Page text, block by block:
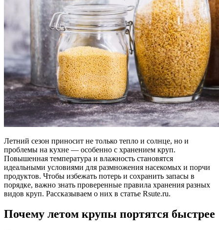
Летний сезон приносит не только тепло и солнце, но и
проблемы на кухне — особенно с хранением круп.
Повышенная температура и влажность становятся
идеальными условиями для размножения насекомых и порчи
продуктов. Чтобы избежать потерь и сохранить запасы в
порядке, важно знать проверенные правила хранения разных
видов круп. Рассказываем о них в статье Rsute.ru.
Почему летом крупы портятся быстрее